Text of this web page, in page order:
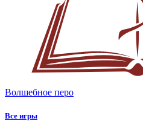
Волшебное перо
Все игры